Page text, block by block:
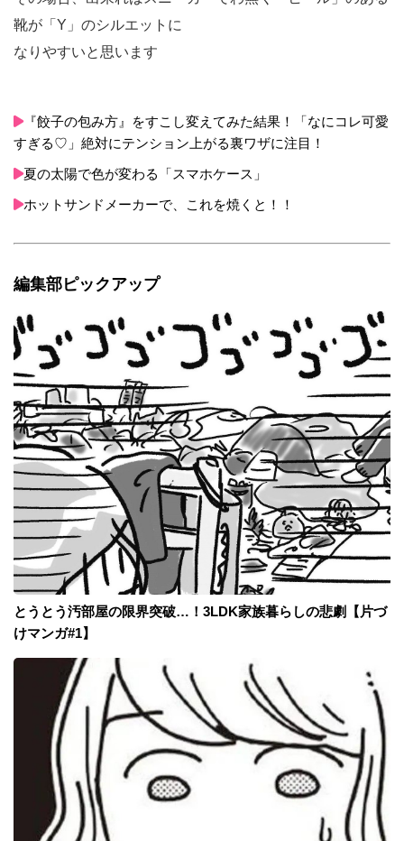
靴が「Y」のシルエットに
なりやすいと思います
『餃子の包み方』をすこし変えてみた結果！「なにコレ可愛
すぎる♡」絶対にテンション上がる裏ワザに注目！
夏の太陽で色が変わる「スマホケース」
ホットサンドメーカーで、これを焼くと！！
編集部ピックアップ
とうとう汚部屋の限界突破…！3LDK家族暮らしの悲劇【片づ
けマンガ#1】